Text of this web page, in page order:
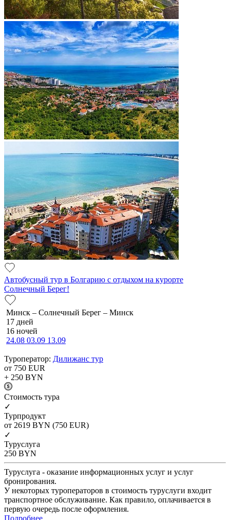
Автобусный тур в Болгарию с отдыхом на курорте
Солнечный Берег!
Минск – Солнечный Берег – Минск
17 дней
16 ночей
24.08 03.09 13.09
Туроператор: Дилижанс тур
от 750 EUR
+ 250 BYN
Cтоимость тура
✓
Турпродукт
от 2619 BYN (750 EUR)
✓
Туруслуга
250 BYN
Туруслуга - оказание информационных услуг и услуг
бронирования.
У некоторых туроператоров в стоимость туруслуги входит
транспортное обслуживание. Как правило, оплачивается в
первую очередь после оформления.
Подробнее